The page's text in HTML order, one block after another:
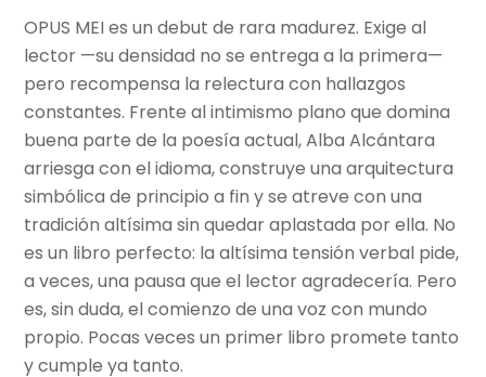
OPUS MEI es un debut de rara madurez. Exige al
lector —su densidad no se entrega a la primera—
pero recompensa la relectura con hallazgos
constantes. Frente al intimismo plano que domina
buena parte de la poesía actual, Alba Alcántara
arriesga con el idioma, construye una arquitectura
simbólica de principio a fin y se atreve con una
tradición altísima sin quedar aplastada por ella. No
es un libro perfecto: la altísima tensión verbal pide,
a veces, una pausa que el lector agradecería. Pero
es, sin duda, el comienzo de una voz con mundo
propio. Pocas veces un primer libro promete tanto
y cumple ya tanto.